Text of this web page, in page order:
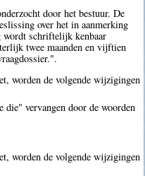
door het bestuur. De
over het in aanmerking
wordt schriftelijk kenbaar
twee maanden en vijftien
worden de volgende wijzigingen
die" vervangen door de woorden
worden de volgende wijzigingen